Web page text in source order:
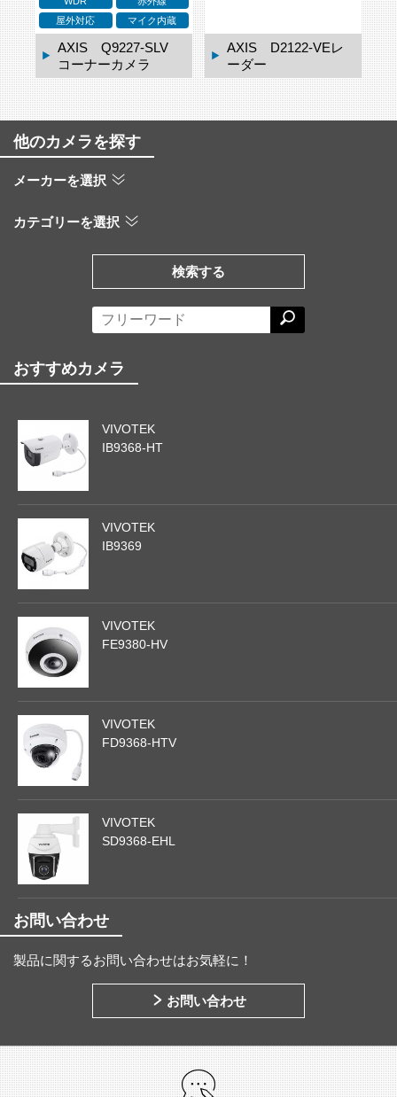
屋外対応
マイク内蔵
AXIS Q9227-SLV
コーナーカメラ
AXIS D2122-VEレ
ーダー
他のカメラを探す
メーカーを選択
カテゴリーを選択
検索する
おすすめカメラ
VIVOTEK
IB9368-HT
VIVOTEK
IB9369
VIVOTEK
FE9380-HV
VIVOTEK
FD9368-HTV
VIVOTEK
SD9368-EHL
お問い合わせ
製品に関するお問い合わせはお気軽に！
お問い合わせ